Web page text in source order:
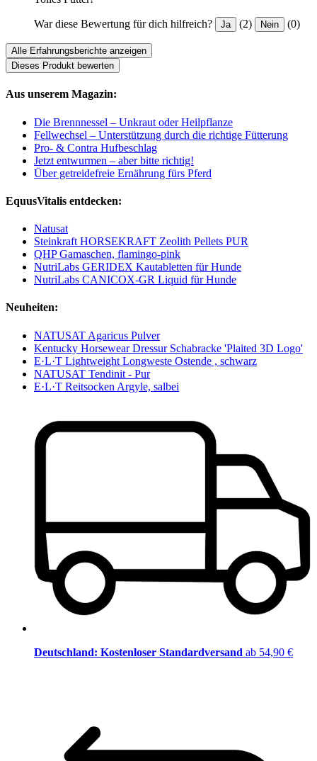
War diese Bewertung für dich hilfreich? Ja (2) Nein (0)
Alle Erfahrungsberichte anzeigen
Dieses Produkt bewerten
Aus unserem Magazin:
Die Brennnessel – Unkraut oder Heilpflanze
Fellwechsel – Unterstützung durch die richtige Fütterung
Pro- & Contra Hufbeschlag
Jetzt entwurmen – aber bitte richtig!
Über getreidefreie Ernährung fürs Pferd
EquusVitalis entdecken:
Natusat
Steinkraft HORSEKRAFT Zeolith Pellets PUR
QHP Gamaschen, flamingo-pink
NutriLabs GERIDEX Kautabletten für Hunde
NutriLabs CANICOX-GR Liquid für Hunde
Neuheiten:
NATUSAT Agaricus Pulver
Kentucky Horsewear Dressur Schabracke 'Plaited 3D Logo'
E·L·T Lightweight Longweste Ostende , schwarz
NATUSAT Tendinit - Pur
E·L·T Reitsocken Argyle, salbei
Deutschland: Kostenloser Standardversand ab 54,90 €